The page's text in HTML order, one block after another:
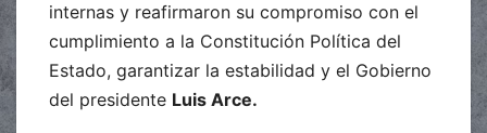
internas y reafirmaron su compromiso con el
cumplimiento a la Constitución Política del
Estado, garantizar la estabilidad y el Gobierno
del presidente Luis Arce.